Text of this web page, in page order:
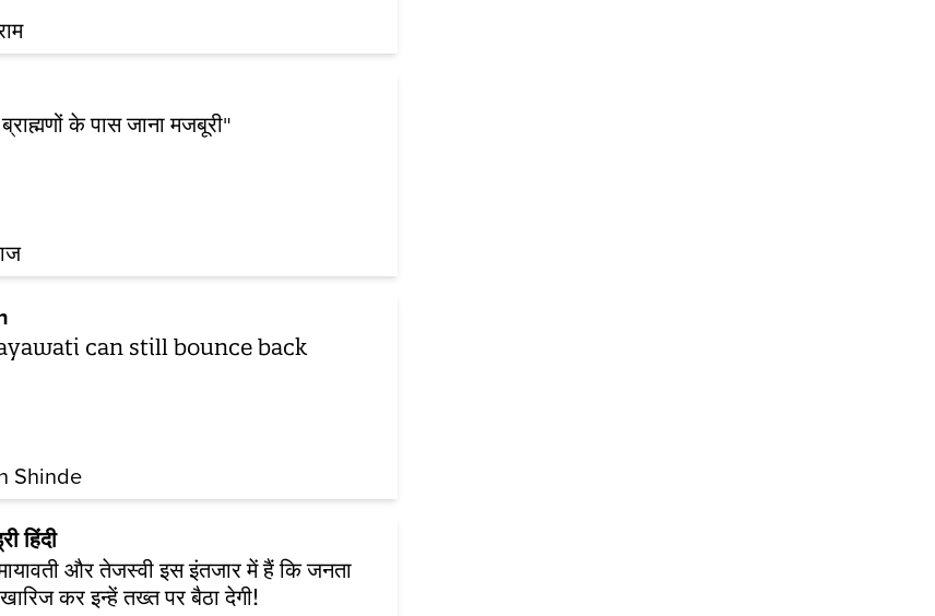
के पास जाना मजबूरी"
can still bounce back
Shinde
हिंदी
और तेजस्वी इस इंतजार में हैं कि जनता
कर इन्हें तख्त पर बैठा देगी!